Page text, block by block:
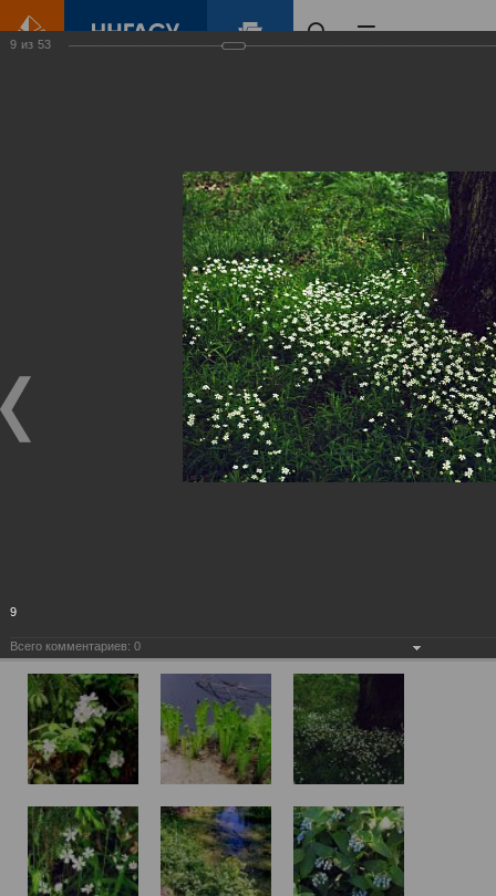
Виртуальные
выставки
(фотоальбомы)
9 из 53
9
Всего комментариев: 0